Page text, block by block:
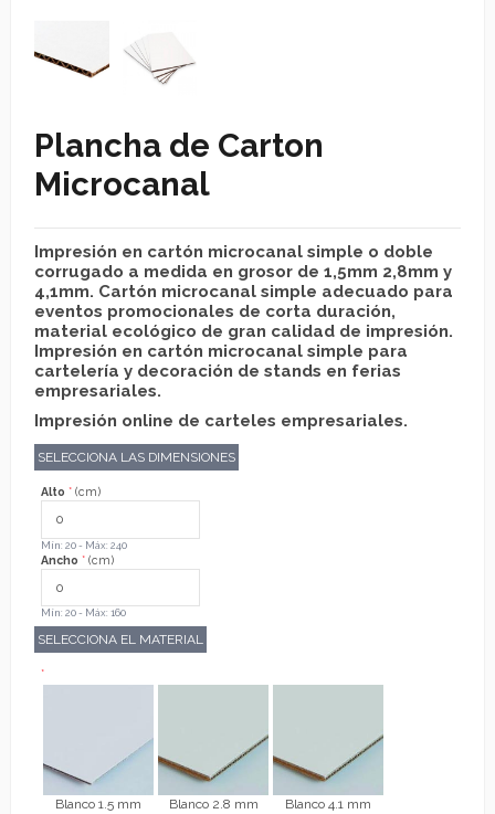
Plancha de Carton
Microcanal
Impresión en cartón microcanal simple o doble
corrugado a medida en grosor de 1,5mm 2,8mm y
4,1mm. Cartón microcanal simple adecuado para
eventos promocionales de corta duración,
material ecológico de gran calidad de impresión.
Impresión en cartón microcanal simple para
cartelería y decoración de stands en ferias
empresariales.
Impresión online de carteles empresariales.
SELECCIONA LAS DIMENSIONES
Alto * (cm)
Mín: 20 - Máx: 240
Ancho * (cm)
Mín: 20 - Máx: 160
SELECCIONA EL MATERIAL
*
Blanco 1.5 mm Blanco 2.8 mm Blanco 4.1 mm